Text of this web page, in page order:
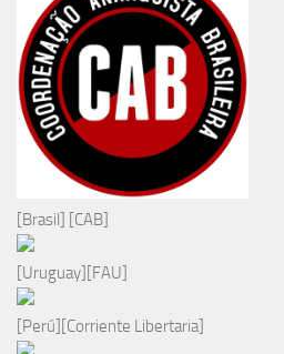
[Brasil] [CAB]
[Uruguay][FAU]
[Perú][Corriente Libertaria]